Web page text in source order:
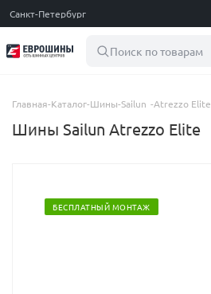
Санкт-Петербург
Поиск по товарам
Главная-Каталог-Шины-Sailun -Atrezzo Elite
Шины Sailun Atrezzo Elite
БЕСПЛАТНЫЙ МОНТАЖ